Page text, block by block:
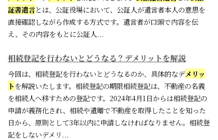
証書遺言とは、公証役場において、公証人が遺言者本人の意思を
直接確認しながら作成する方式です。遺言者が口頭で内容を伝
え、その内容をもとに公証人...
相続登記を行わないとどうなる？デメリットを解説
今回は、相続登記を行わないとどうなるのか、具体的なデメリッ
トを解説いたします。相続登記の期限相続登記は、不動産の名義
を相続人へ移すための登記です。2024年4月1日からは相続登記の
申請が義務化され、相続や遺贈で不動産を取得したことを知った
日から、原則として3年以内に申請しなければなりません。相続登
記をしないデメリ...